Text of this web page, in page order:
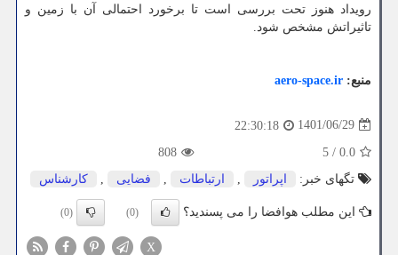
رویداد هنوز تحت بررسی است تا برخورد احتمالی آن با زمین و
تاثیراتش مشخص شود.
منبع: aero-space.ir
1401/06/29
22:30:18
0.0
/
5
808
تگهای خبر:
اپراتور , ارتباطات , فضایی , كارشناس
این مطلب هوافضا را می پسندید؟ (0)
(0)
X